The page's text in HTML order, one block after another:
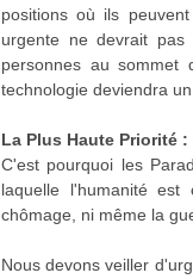
positions où ils
urgente ne devrait
personnes au sommet
technologie deviendra
La Plus Haute Priorité
C'est pourquoi les
laquelle l'humanité
chômage, ni même la
Nous devons veiller